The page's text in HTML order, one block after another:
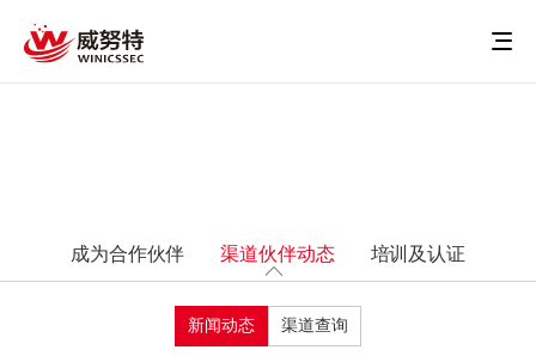
成为合作伙伴 渠道伙伴动态 培训及认证
新闻动态 渠道查询